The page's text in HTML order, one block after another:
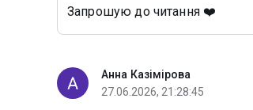
Запрошую до читання ❤️
Анна Казімірова
27.06.2026, 21:28:45